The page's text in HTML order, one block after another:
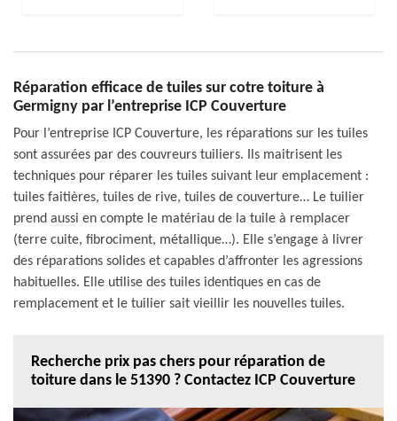
Réparation efficace de tuiles sur cotre toiture à
Germigny par l’entreprise ICP Couverture
Pour l’entreprise ICP Couverture, les réparations sur les tuiles
sont assurées par des couvreurs tuiliers. Ils maitrisent les
techniques pour réparer les tuiles suivant leur emplacement :
tuiles faitières, tuiles de rive, tuiles de couverture… Le tuilier
prend aussi en compte le matériau de la tuile à remplacer
(terre cuite, fibrociment, métallique…). Elle s’engage à livrer
des réparations solides et capables d’affronter les agressions
habituelles. Elle utilise des tuiles identiques en cas de
remplacement et le tuilier sait vieillir les nouvelles tuiles.
Recherche prix pas chers pour réparation de
toiture dans le 51390 ? Contactez ICP Couverture